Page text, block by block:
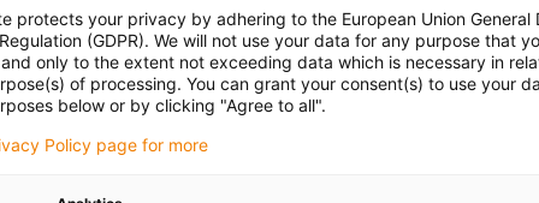
abertas, tapadas de um
protects your privacy by adhering to the European Union General
(GDPR). We will not use your data for any purpose that
only to the extent not exceeding data which is necessary in
of processing. You can grant your consent(s) to use your
below or by clicking "Agree to all".
Policy page for more